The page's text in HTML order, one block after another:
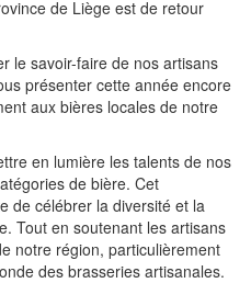
de Liège est de retour
le savoir-faire de nos artisans
présenter cette année encore
aux bières locales de notre
en lumière les talents de nos
de bière. Cet
de célébrer la diversité et la
Tout en soutenant les artisans
notre région, particulièrement
des brasseries artisanales.